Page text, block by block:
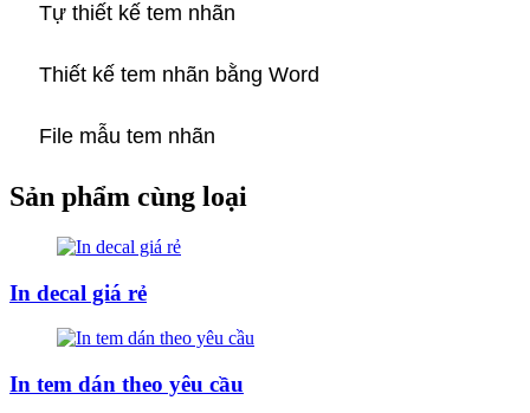
Tự thiết kế tem nhãn
Thiết kế tem nhãn bằng Word
File mẫu tem nhãn
Sản phẩm cùng loại
In decal giá rẻ
In tem dán theo yêu cầu